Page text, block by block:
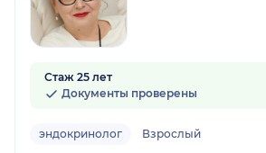
Стаж 25 лет
Документы проверены
эндокринолог Взрослый